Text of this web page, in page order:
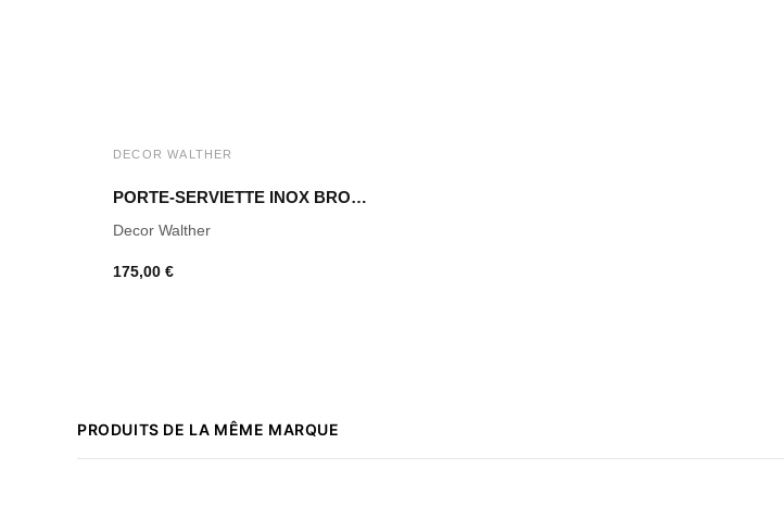
DECOR WALTHER
PORTE-SERVIETTE INOX BROSSÉ MK HTE60
Decor Walther
175,00 €
PRODUITS DE LA MÊME MARQUE